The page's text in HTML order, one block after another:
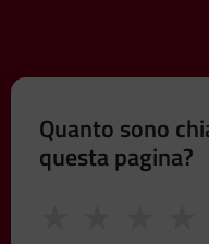
Quanto sono
questa pagina?